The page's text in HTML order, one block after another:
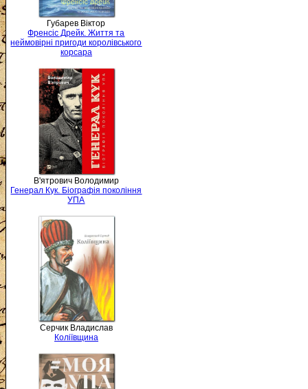
Губарев Віктор
Френсіс Дрейк. Життя та
неймовірні пригоди королівського
корсара
В'ятрович Володимир
Генерал Кук. Біографія покоління
УПА
Серчик Владислав
Коліївщина